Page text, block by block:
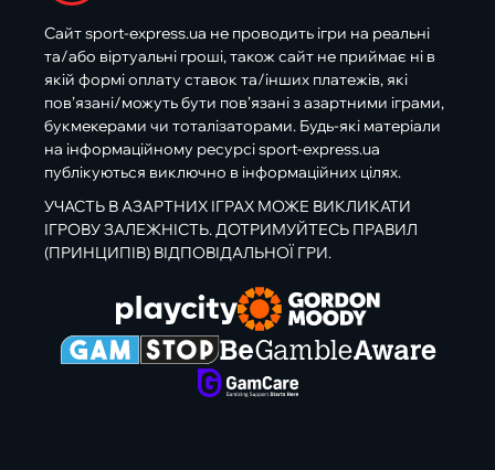
Сайт sport-express.ua не проводить ігри на реальні
та/або віртуальні гроші, також сайт не приймає ні в
якій формі оплату ставок та/інших платежів, які
пов’язані/можуть бути пов’язані з азартними іграми,
букмекерами чи тоталізаторами. Будь-які матеріали
на інформаційному ресурсі sport-express.ua
публікуються виключно в інформаційних цілях.
УЧАСТЬ В АЗАРТНИХ ІГРАХ МОЖЕ ВИКЛИКАТИ
ІГРОВУ ЗАЛЕЖНІСТЬ. ДОТРИМУЙТЕСЬ ПРАВИЛ
(ПРИНЦИПІВ) ВІДПОВІДАЛЬНОЇ ГРИ.